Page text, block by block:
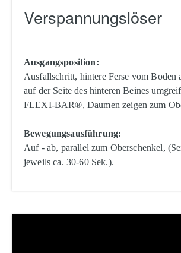
Verspannungslöser
Ausgangsposition:
Ausfallschritt, hintere Ferse vom Boden
auf der Seite des hinteren Beines
FLEXI-BAR®, Daumen zeigen zum
Bewegungsausführung:
Auf - ab, parallel zum Oberschenkel,
jeweils ca. 30-60 Sek.).